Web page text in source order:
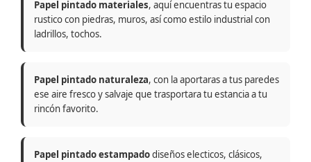
Papel pintado materiales, aquí encuentras tu espacio
rustico con piedras, muros, así como estilo industrial con
ladrillos, tochos.
Papel pintado naturaleza, con la aportaras a tus paredes
ese aire fresco y salvaje que trasportara tu estancia a tu
rincón favorito.
Papel pintado estampadodiseños electicos, clásicos,